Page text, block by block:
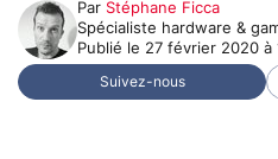
Par Stéphane Ficca
Spécialiste hardware &
Publié le 27 février 2020 à
Suivez-nous